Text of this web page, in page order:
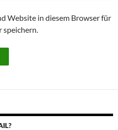
Website in diesem Browser für
speichern.